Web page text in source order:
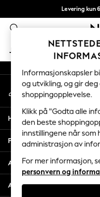
Levering kun
Vi
JENTER GUTTER
GIRLS
New In
50 - 92cm
98 - 110cm
116 - 134cm
140 - 174cm
Trending: Top &
Trending: Clogs
Toy Story
THE SET
An error occurred on client
Våre
Min konto
Logg inn på kontoen din
Hjelp
Personvern & Juridisk
Avdelinger
Andre tjenester
Informasjonskapsler
og utvikling, og gir
shoppingopplevelse.
Klikk på "Godta alle
den beste
innstillingene når som
administrasjon av
For mer informasjon,
personvern og